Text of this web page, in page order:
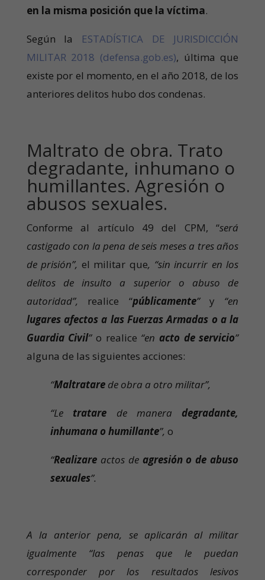
en la misma posición que la víctima.
Según la ESTADÍSTICA DE JURISDICCIÓN
MILITAR 2018 (defensa.gob.es), última que
existe por el momento, en el año 2018, de los
anteriores delitos hubo dos condenas.
Maltrato de obra. Trato
degradante, inhumano o
humillantes. Agresión o
abusos sexuales.
Conforme al artículo 49 del CPM, “será
castigado con la pena de seis meses a tres años
de prisión”, el militar que, “sin incurrir en los
delitos de insulto a superior o abuso de
autoridad”, realice “públicamente” y “en
lugares afectos a las Fuerzas Armadas o a la
Guardia Civil”o realice “en acto de servicio”
alguna de las siguientes acciones:
“Maltratarede obra a otro militar”,
“Le tratare de manera degradante,
inhumana o humillante”, o
“Realizareactos de agresión o de abuso
sexuales”.
A la anterior pena, se aplicarán al militar
igualmente “las penas que le puedan
corresponder por los resultados lesivos